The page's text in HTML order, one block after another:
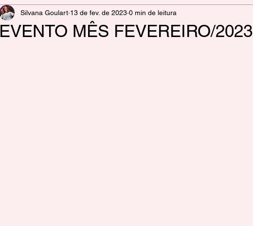
EVENTO MÊS FEVEREIRO/2023
Silvana Goulart 13 de fev. de 2023 0 min de leitura